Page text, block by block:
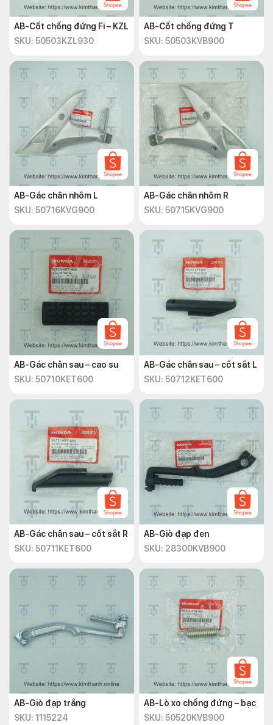
AB-Cốt chống đứng Fi – KZL
SKU: 50503KZL930
AB-Cốt chống đứng T
SKU: 50503KVB900
AB-Gác chân nhôm L
SKU: 50716KVG900
AB-Gác chân nhôm R
SKU: 50715KVG900
AB-Gác chân sau – cao su
SKU: 50710KET600
AB-Gác chân sau – cốt sắt L
SKU: 50712KET600
AB-Gác chân sau – cốt sắt R
SKU: 50711KET600
AB-Giò đạp đen
SKU: 28300KVB900
AB-Giò đạp trắng
SKU: 1115224
AB-Lò xo chống đứng – bạc
SKU: 50520KVB900